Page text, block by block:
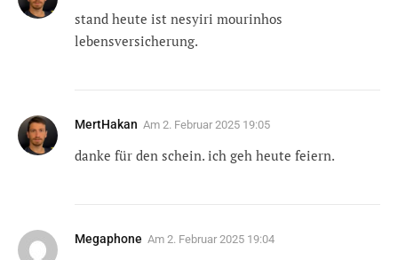
stand heute ist nesyiri mourinhos
lebensversicherung.
MertHakan Am 2. Februar 2025 19:05
danke für den schein. ich geh heute feiern.
Megaphone Am 2. Februar 2025 19:04